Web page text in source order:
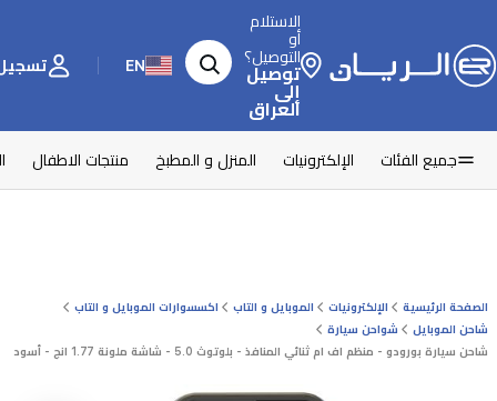
الاستلام
أو
التوصيل؟
توصيل
إلى
العراق
EN تسجيل
جميع الفئات الإلكترونيات المنزل و المطبخ منتجات الاطفال
الصفحة الرئيسية الإلكترونيات الموبايل و التاب
اكسسوارات الموبايل و التاب
شاحن الموبايل
شواحن سيارة
شاحن سيارة بورودو - منظم اف ام ثنائي المنافذ - بلوتوث 5.0 - شاشة ملونة 1.77 انج - أسود